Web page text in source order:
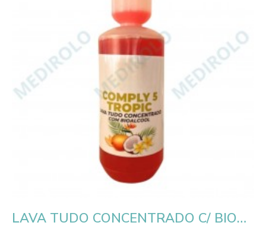
LAVA TUDO CONCENTRADO C/ BIOÁLCOOL TROPIC C/ DOS. 1L